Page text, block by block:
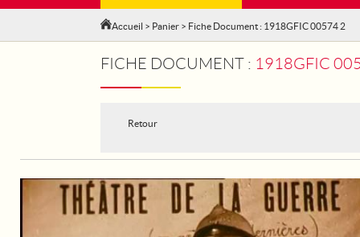
Accueil > Panier > Fiche Document : 1918GFIC 00574 2
FICHE DOCUMENT : 1918GFIC
Retour